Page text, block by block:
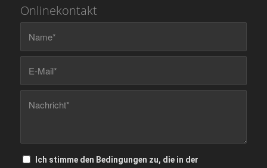
Onlinekontakt
Ich stimme den Bedingungen zu, die in der